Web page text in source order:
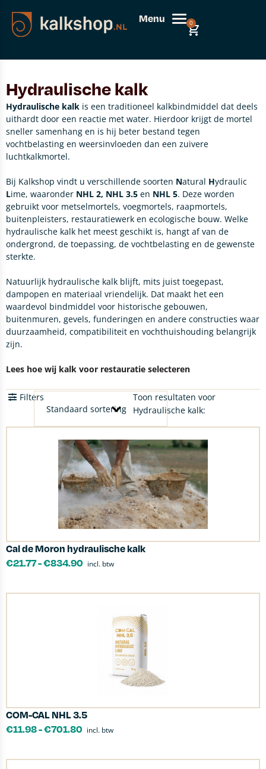
Menu 0
Hydraulische kalk
Hydraulische kalk is een traditioneel kalkbindmiddel dat deels
uithardt door een reactie met water. Hierdoor krijgt de mortel
sneller samenhang en is hij beter bestand tegen
vochtbelasting en weersinvloeden dan een zuivere
luchtkalkmortel.
Bij Kalkshop vindt u verschillende soorten Natural Hydraulic
Lime, waaronder NHL 2, NHL 3.5 en NHL 5. Deze worden
gebruikt voor metselmortels, voegmortels, raapmortels,
buitenpleisters, restauratiewerk en ecologische bouw. Welke
hydraulische kalk het meest geschikt is, hangt af van de
ondergrond, de toepassing, de vochtbelasting en de gewenste
sterkte.
Natuurlijk hydraulische kalk blijft, mits juist toegepast,
dampopen en materiaal vriendelijk. Dat maakt het een
waardevol bindmiddel voor historische gebouwen,
buitenmuren, gevels, funderingen en andere constructies waar
duurzaamheid, compatibiliteit en vochthuishouding belangrijk
zijn.
Lees hoe wij kalk voor restauratie selecteren
Toon resultaten voor
Hydraulische kalk:
Filters
Cal de Moron hydraulische kalk
€21.77-€834.90 incl. btw
COM-CAL NHL 3.5
€11.98-€701.80 incl. btw